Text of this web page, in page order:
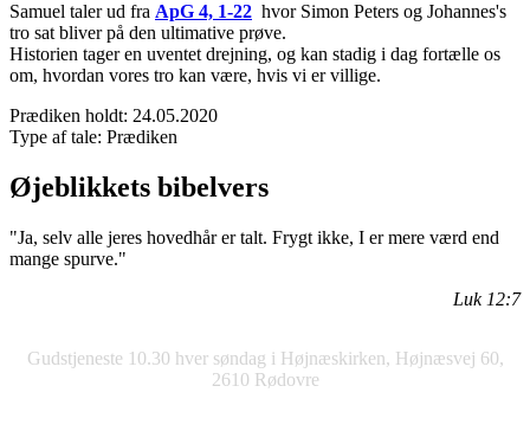
Samuel taler ud fra ApG 4, 1-22 hvor Simon Peters og Johannes's
tro sat bliver på den ultimative prøve.
Historien tager en uventet drejning, og kan stadig i dag fortælle os
om, hvordan vores tro kan være, hvis vi er villige.
Prædiken holdt: 24.05.2020
Type af tale: Prædiken
Øjeblikkets bibelvers
"Ja, selv alle jeres hovedhår er talt. Frygt ikke, I er mere værd end
mange spurve."
Luk 12:7
Gudstjeneste 10.30 hver søndag i Højnæskirken, Højnæsvej 60,
2610 Rødovre